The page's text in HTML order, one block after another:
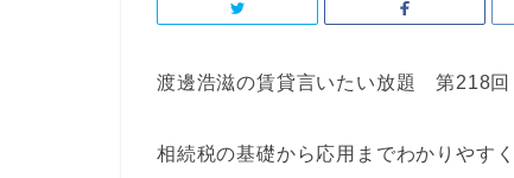
渡邊浩滋の賃貸言いたい放題 第218回
相続税の基礎から応用までわかりやす